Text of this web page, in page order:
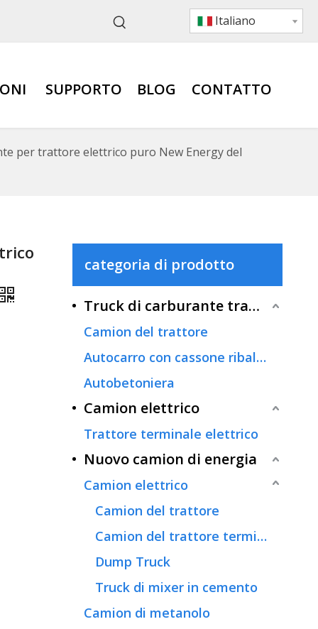
Italiano
SUPPORTO BLOG CONTATTO
per trattore elettrico puro New Energy del
categoria di prodotto
Truck di carburante tradizionale
Camion del trattore
Autocarro con cassone ribaltabile
Autobetoniera
Camion elettrico
Trattore terminale elettrico
Nuovo camion di energia
Camion elettrico
Camion del trattore
Camion del trattore terminale
Dump Truck
Truck di mixer in cemento
Camion di metanolo